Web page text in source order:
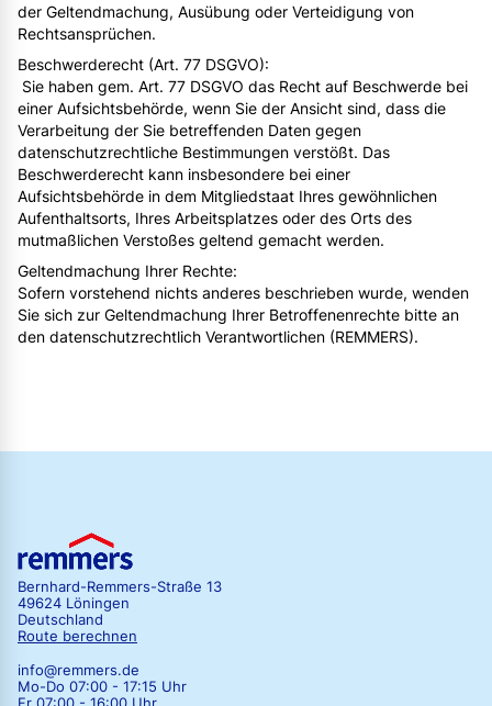
der Geltendmachung, Ausübung oder Verteidigung von
Rechtsansprüchen.
Beschwerderecht (Art. 77 DSGVO):
Sie haben gem. Art. 77 DSGVO das Recht auf Beschwerde bei
einer Aufsichtsbehörde, wenn Sie der Ansicht sind, dass die
Verarbeitung der Sie betreffenden Daten gegen
datenschutzrechtliche Bestimmungen verstößt. Das
Beschwerderecht kann insbesondere bei einer
Aufsichtsbehörde in dem Mitgliedstaat Ihres gewöhnlichen
Aufenthaltsorts, Ihres Arbeitsplatzes oder des Orts des
mutmaßlichen Verstoßes geltend gemacht werden.
Geltendmachung Ihrer Rechte:
Sofern vorstehend nichts anderes beschrieben wurde, wenden
Sie sich zur Geltendmachung Ihrer Betroffenenrechte bitte an
den datenschutzrechtlich Verantwortlichen (REMMERS).
Bernhard-Remmers-Straße 13
49624 Löningen
Deutschland
Route berechnen
info@remmers.de
Mo-Do 07:00 - 17:15 Uhr